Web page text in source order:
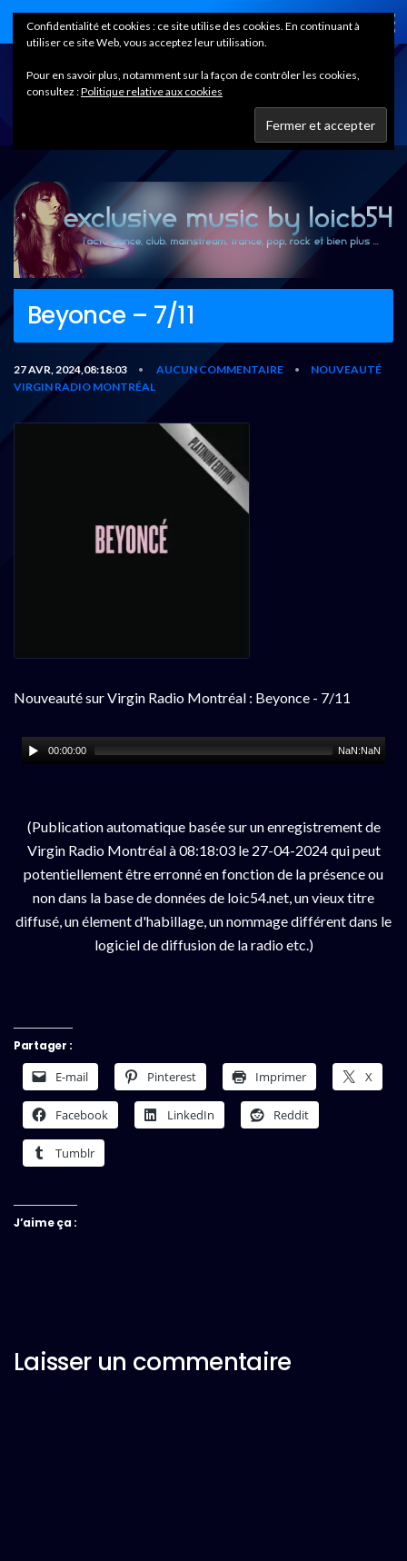
Home
Beyonce – 7/11
27 AVR, 2024,08:18:03 • AUCUN COMMENTAIRE •
NOUVEAUTÉ
VIRGIN RADIO MONTRÉAL
Nouveauté sur Virgin Radio Montréal : Beyonce - 7/11
00:00:00 NaN:NaN
(Publication automatique basée sur un enregistrement de
Virgin Radio Montréal à 08:18:03 le 27-04-2024 qui peut
potentiellement être erronné en fonction de la présence ou
non dans la base de données de loic54.net, un vieux titre
diffusé, un élement d'habillage, un nommage différent dans le
logiciel de diffusion de la radio etc.)
Partager :
E-mail Pinterest Imprimer X
Facebook LinkedIn Reddit
Tumblr
J’aime ça :
Laisser un commentaire
Confidentialité et cookies : ce site utilise des cookies. En continuant à
utiliser ce site Web, vous acceptez leur utilisation.
Pour en savoir plus, notamment sur la façon de contrôler les cookies,
consultez :Politique relative aux cookies